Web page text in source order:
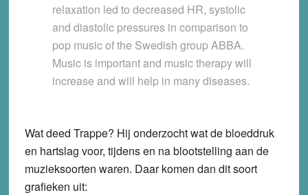
relaxation led to decreased HR, systolic
and diastolic pressures in comparison to
pop music of the Swedish group ABBA.
Music is important and music therapy will
increase and will help in many diseases.
Wat deed Trappe? Hij onderzocht wat de bloeddruk
en hartslag voor, tijdens en na blootstelling aan de
muzieksoorten waren. Daar komen dan dit soort
grafieken uit: